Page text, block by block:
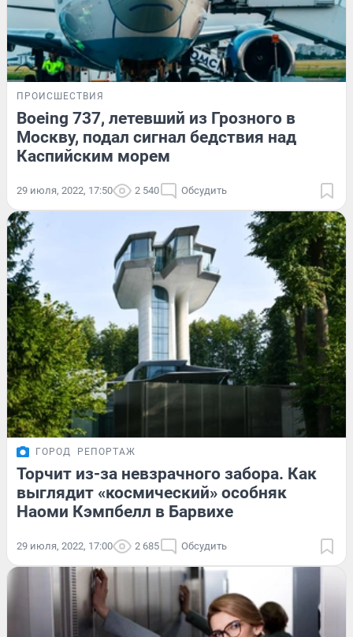
ПРОИСШЕСТВИЯ
Boeing 737, летевший из Грозного в
Москву, подал сигнал бедствия над
Каспийским морем
29 июля, 2022, 17:50 2 540 Обсудить
ГОРОД РЕПОРТАЖ
Торчит из-за невзрачного забора. Как
выглядит «космический» особняк
Наоми Кэмпбелл в Барвихе
29 июля, 2022, 17:00 2 685 Обсудить